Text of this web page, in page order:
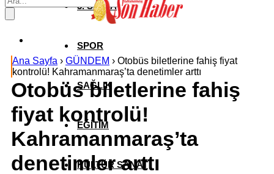
3. SAYFA
SPOR
SAĞLIK
EĞİTİM
KÜLTÜR SANAT
Ana Sayfa › GÜNDEM › Otobüs biletlerine fahiş fiyat
kontrolü! Kahramanmaraş’ta denetimler arttı
Otobüs biletlerine fahiş
fiyat kontrolü!
Kahramanmaraş’ta
denetimler arttı